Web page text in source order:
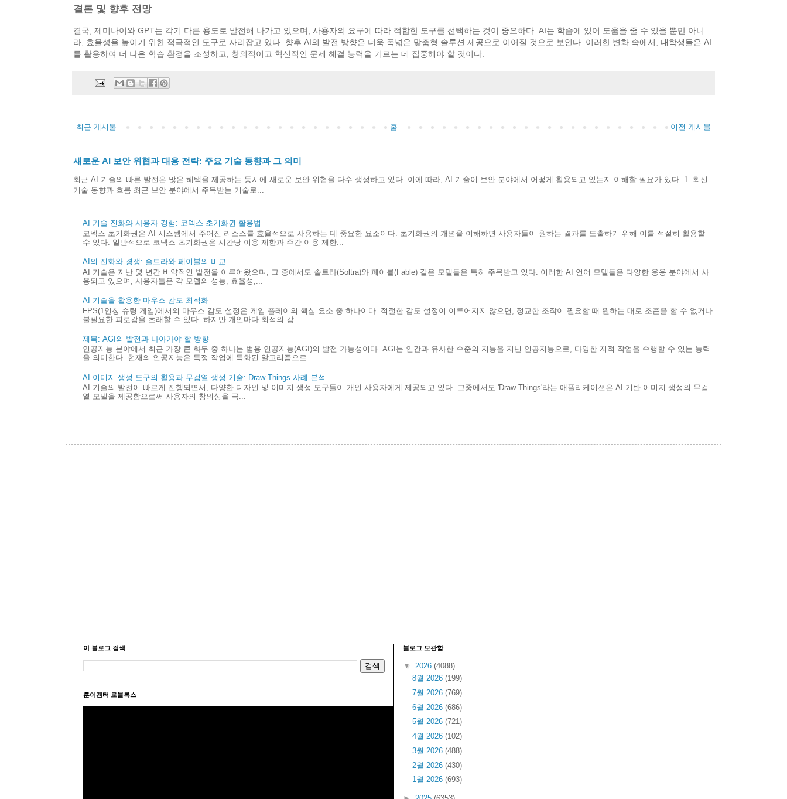
결론 및 향후 전망
결국, 제미나이와 GPT는 각기 다른 용도로 발전해 나가고 있으며, 사용자의 요구에 따라 적합한 도구를 선택하는 것이 중요하다. AI는 학습에 있어 도움을 줄 수 있을 뿐만 아니
라, 효율성을 높이기 위한 적극적인 도구로 자리잡고 있다. 향후 AI의 발전 방향은 더욱 폭넓은 맞춤형 솔루션 제공으로 이어질 것으로 보인다. 이러한 변화 속에서, 대학생들은 AI
를 활용하여 더 나은 학습 환경을 조성하고, 창의적이고 혁신적인 문제 해결 능력을 기르는 데 집중해야 할 것이다.
최근 게시물 이전 게시물
홈
새로운 AI 보안 위협과 대응 전략: 주요 기술 동향과 그 의미
최근 AI 기술의 빠른 발전은 많은 혜택을 제공하는 동시에 새로운 보안 위협을 다수 생성하고 있다. 이에 따라, AI 기술이 보안 분야에서 어떻게 활용되고 있는지 이해할 필요가 있다. 1. 최신
기술 동향과 흐름 최근 보안 분야에서 주목받는 기술로...
AI 기술 진화와 사용자 경험: 코덱스 초기화권 활용법
코덱스 초기화권은 AI 시스템에서 주어진 리소스를 효율적으로 사용하는 데 중요한 요소이다. 초기화권의 개념을 이해하면 사용자들이 원하는 결과를 도출하기 위해 이를 적절히 활용할
수 있다. 일반적으로 코덱스 초기화권은 시간당 이용 제한과 주간 이용 제한...
AI의 진화와 경쟁: 솔트라와 페이블의 비교
AI 기술은 지난 몇 년간 비약적인 발전을 이루어왔으며, 그 중에서도 솔트라(Soltra)와 페이블(Fable) 같은 모델들은 특히 주목받고 있다. 이러한 AI 언어 모델들은 다양한 응용 분야에서 사
용되고 있으며, 사용자들은 각 모델의 성능, 효율성,...
AI 기술을 활용한 마우스 감도 최적화
FPS(1인칭 슈팅 게임)에서의 마우스 감도 설정은 게임 플레이의 핵심 요소 중 하나이다. 적절한 감도 설정이 이루어지지 않으면, 정교한 조작이 필요할 때 원하는 대로 조준을 할 수 없거나
불필요한 피로감을 초래할 수 있다. 하지만 개인마다 최적의 감...
제목: AGI의 발전과 나아가야 할 방향
인공지능 분야에서 최근 가장 큰 화두 중 하나는 범용 인공지능(AGI)의 발전 가능성이다. AGI는 인간과 유사한 수준의 지능을 지닌 인공지능으로, 다양한 지적 작업을 수행할 수 있는 능력
을 의미한다. 현재의 인공지능은 특정 작업에 특화된 알고리즘으로...
AI 이미지 생성 도구의 활용과 무검열 생성 기술: Draw Things 사례 분석
AI 기술의 발전이 빠르게 진행되면서, 다양한 디자인 및 이미지 생성 도구들이 개인 사용자에게 제공되고 있다. 그중에서도 'Draw Things'라는 애플리케이션은 AI 기반 이미지 생성의 무검
열 모델을 제공함으로써 사용자의 창의성을 극...
이 블로그 검색
훈이겜터 로블록스
블로그 보관함
▼ 2026 (4088)
8월 2026 (199)
7월 2026 (769)
6월 2026 (686)
5월 2026 (721)
4월 2026 (102)
3월 2026 (488)
2월 2026 (430)
1월 2026 (693)